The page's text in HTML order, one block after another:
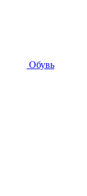
Обувь